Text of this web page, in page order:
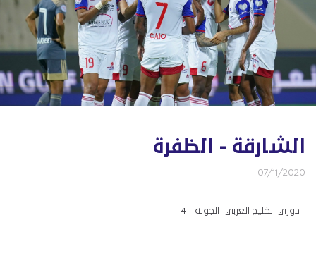
الشارقة - الظفرة
07/11/2020
دوري الخليج العربي الجولة 4